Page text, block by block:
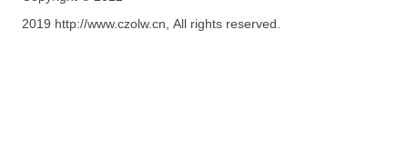
2019 http://www.czolw.cn, All rights reserved.